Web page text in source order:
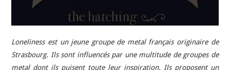
Loneliness est un jeune groupe de metal français originaire de
Strasbourg. Ils sont influencés par une multitude de groupes de
metal dont ils puisent toute leur inspiration. Ils proposent un